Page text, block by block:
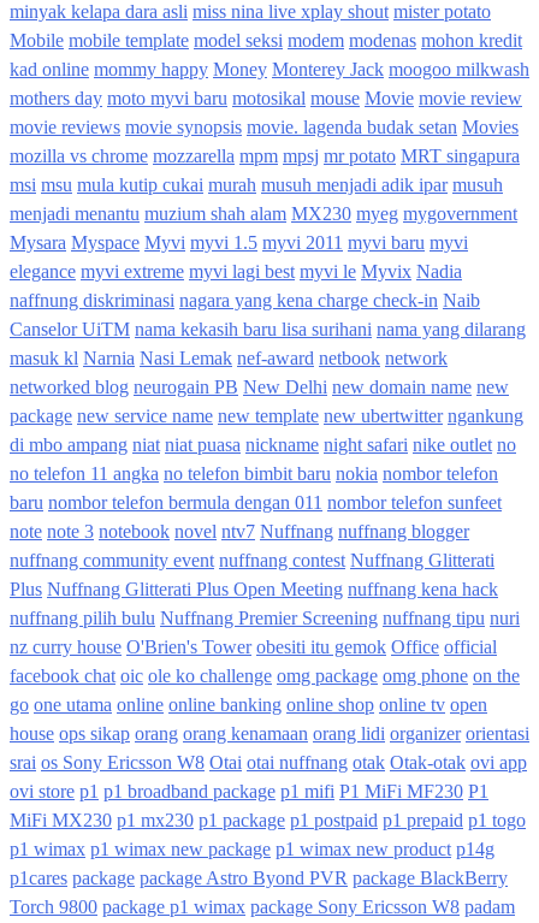
minyak kelapa dara asli miss nina live xplay shout mister potato
Mobile mobile template model seksi modem modenas mohon kredit
kad online mommy happy Money Monterey Jack moogoo milkwash
mothers day moto myvi baru motosikal mouse Movie movie review
movie reviews movie synopsis movie. lagenda budak setan Movies
mozilla vs chrome mozzarella mpm mpsj mr potato MRT singapura
msi msu mula kutip cukai murah musuh menjadi adik ipar musuh
menjadi menantu muzium shah alam MX230 myeg mygovernment
Mysara Myspace Myvi myvi 1.5 myvi 2011 myvi baru myvi
elegance myvi extreme myvi lagi best myvi le Myvix Nadia
naffnung diskriminasi nagara yang kena charge check-in Naib
Canselor UiTM nama kekasih baru lisa surihani nama yang dilarang
masuk kl Narnia Nasi Lemak nef-award netbook network
networked blog neurogain PB New Delhi new domain name new
package new service name new template new ubertwitter ngankung
di mbo ampang niat niat puasa nickname night safari nike outlet no
no telefon 11 angka no telefon bimbit baru nokia nombor telefon
baru nombor telefon bermula dengan 011 nombor telefon sunfeet
note note 3 notebook novel ntv7 Nuffnang nuffnang blogger
nuffnang community event nuffnang contest Nuffnang Glitterati
Plus Nuffnang Glitterati Plus Open Meeting nuffnang kena hack
nuffnang pilih bulu Nuffnang Premier Screening nuffnang tipu nuri
nz curry house O'Brien's Tower obesiti itu gemok Office official
facebook chat oic ole ko challenge omg package omg phone on the
go one utama online online banking online shop online tv open
house ops sikap orang orang kenamaan orang lidi organizer orientasi
srai os Sony Ericsson W8 Otai otai nuffnang otak Otak-otak ovi app
ovi store p1 p1 broadband package p1 mifi P1 MiFi MF230 P1
MiFi MX230 p1 mx230 p1 package p1 postpaid p1 prepaid p1 togo
p1 wimax p1 wimax new package p1 wimax new product p14g
p1cares package package Astro Byond PVR package BlackBerry
Torch 9800 package p1 wimax package Sony Ericsson W8 padam